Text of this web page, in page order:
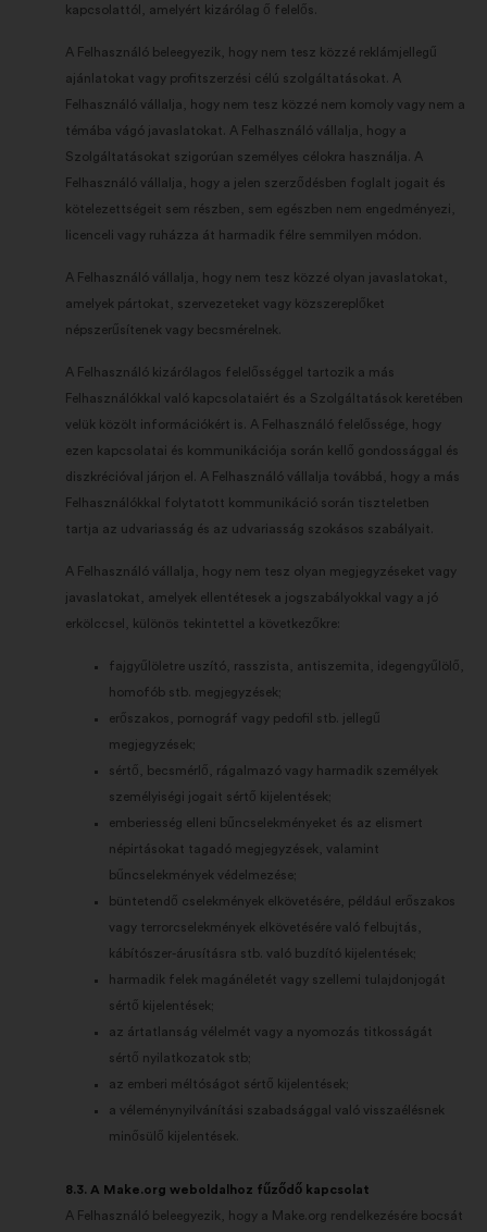
kapcsolattól, amelyért kizárólag ő felelős.
A Felhasználó beleegyezik, hogy nem tesz közzé reklámjellegű
ajánlatokat vagy profitszerzési célú szolgáltatásokat. A
Felhasználó vállalja, hogy nem tesz közzé nem komoly vagy nem a
témába vágó javaslatokat. A Felhasználó vállalja, hogy a
Szolgáltatásokat szigorúan személyes célokra használja. A
Felhasználó vállalja, hogy a jelen szerződésben foglalt jogait és
kötelezettségeit sem részben, sem egészben nem engedményezi,
licenceli vagy ruházza át harmadik félre semmilyen módon.
A Felhasználó vállalja, hogy nem tesz közzé olyan javaslatokat,
amelyek pártokat, szervezeteket vagy közszereplőket
népszerűsítenek vagy becsmérelnek.
A Felhasználó kizárólagos felelősséggel tartozik a más
Felhasználókkal való kapcsolataiért és a Szolgáltatások keretében
velük közölt információkért is. A Felhasználó felelőssége, hogy
ezen kapcsolatai és kommunikációja során kellő gondossággal és
diszkrécióval járjon el. A Felhasználó vállalja továbbá, hogy a más
Felhasználókkal folytatott kommunikáció során tiszteletben
tartja az udvariasság és az udvariasság szokásos szabályait.
A Felhasználó vállalja, hogy nem tesz olyan megjegyzéseket vagy
javaslatokat, amelyek ellentétesek a jogszabályokkal vagy a jó
erkölccsel, különös tekintettel a következőkre:
fajgyűlöletre uszító, rasszista, antiszemita, idegengyűlölő,
homofób stb. megjegyzések;
erőszakos, pornográf vagy pedofil stb. jellegű
megjegyzések;
sértő, becsmérlő, rágalmazó vagy harmadik személyek
személyiségi jogait sértő kijelentések;
emberiesség elleni bűncselekményeket és az elismert
népirtásokat tagadó megjegyzések, valamint
bűncselekmények védelmezése;
büntetendő cselekmények elkövetésére, például erőszakos
vagy terrorcselekmények elkövetésére való felbujtás,
kábítószer-árusításra stb. való buzdító kijelentések;
harmadik felek magánéletét vagy szellemi tulajdonjogát
sértő kijelentések;
az ártatlanság vélelmét vagy a nyomozás titkosságát
sértő nyilatkozatok stb;
az emberi méltóságot sértő kijelentések;
a véleménynyilvánítási szabadsággal való visszaélésnek
minősülő kijelentések.
8.3. A Make.org weboldalhoz fűződő kapcsolat
A Felhasználó beleegyezik, hogy a Make.org rendelkezésére bocsát